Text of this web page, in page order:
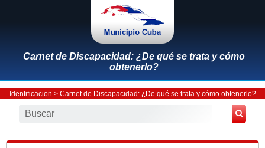
Carnet de Discapacidad: ¿De qué se trata y cómo
obtenerlo?
Identificacion > Carnet de Discapacidad: ¿De qué se trata y cómo obtenerlo?